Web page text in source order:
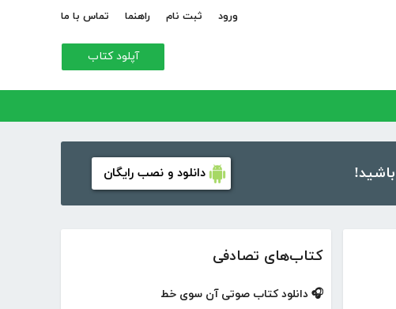
ورود ثبت نام راهنما تماس با ما
آپلود کتاب
دانلود و نصب رایگان
کتاب‌های تصادفی
🎧 دانلود کتاب صوتی آن سوی خط